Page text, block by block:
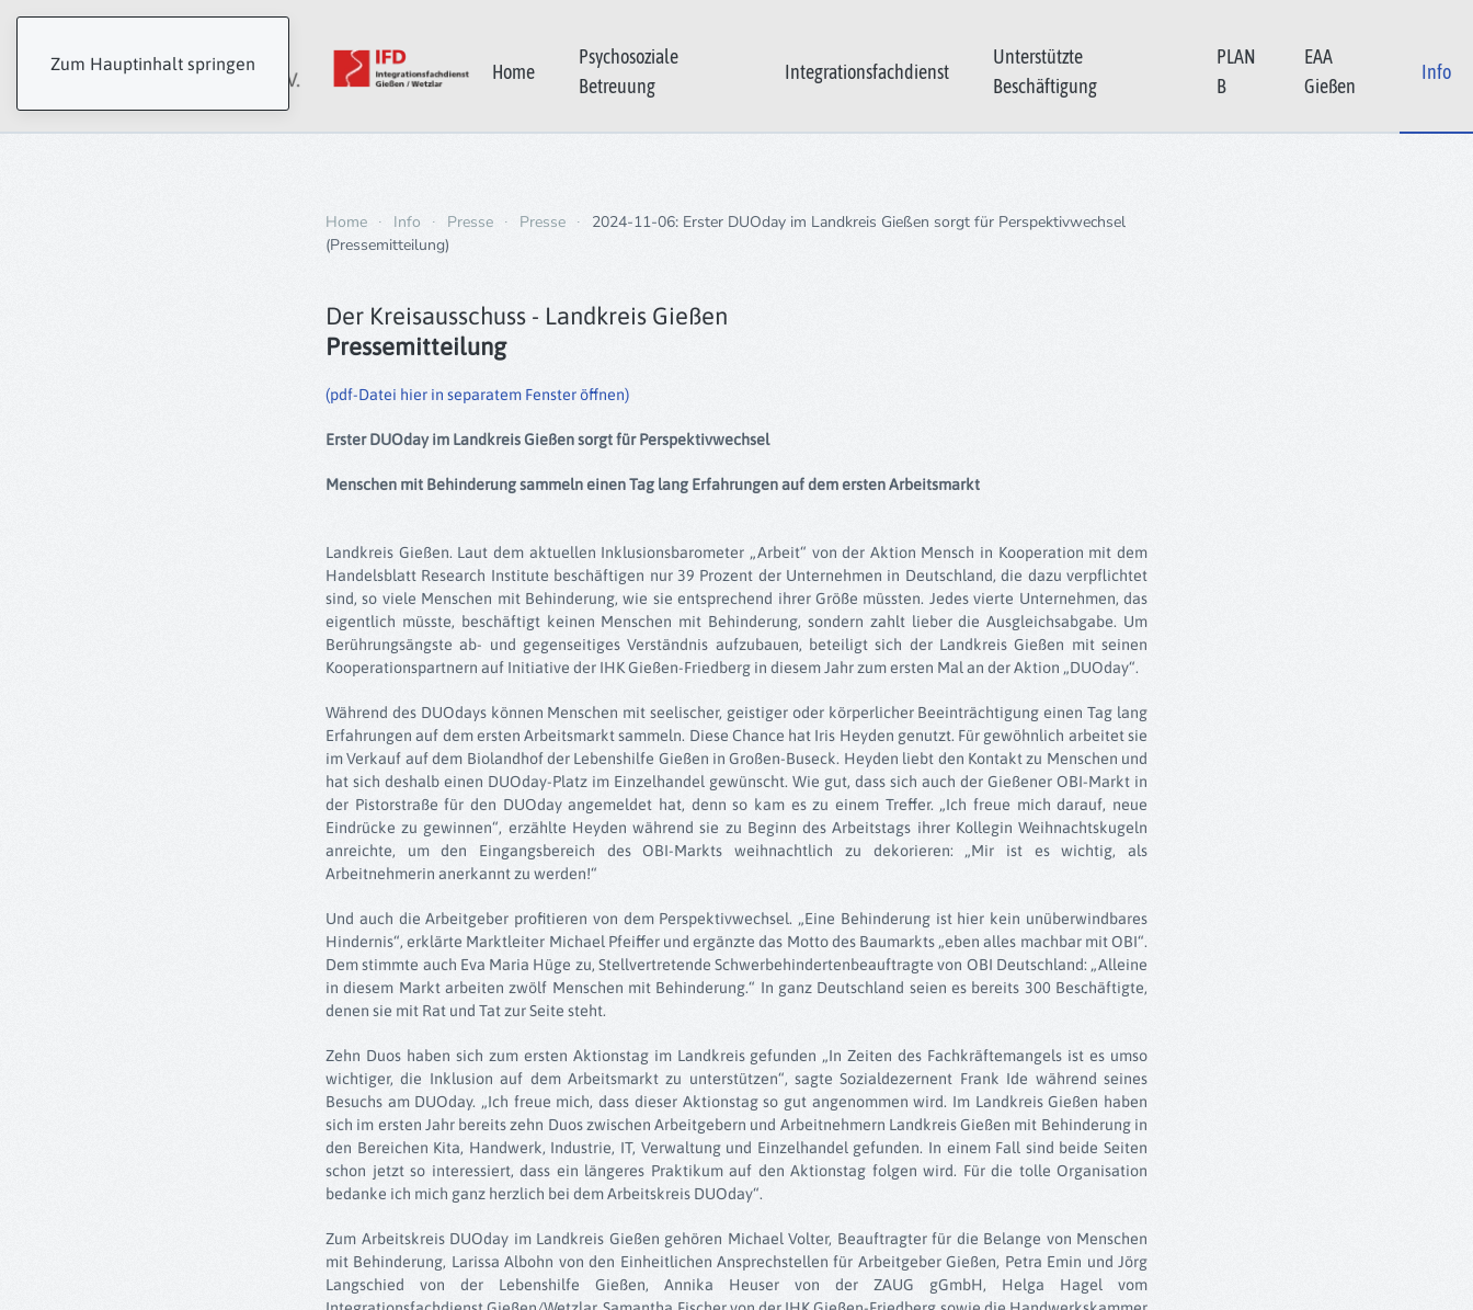
Zum Hauptinhalt springen Home
Psychosoziale
Betreuung
Integrationsfachdienst
Unterstützte
Beschäftigung
PLAN
B
EAA
Gießen
Info
Home Info Presse Presse
2024-11-06: Erster DUOday im Landkreis Gießen sorgt für Perspektivwechsel
(Pressemitteilung)
Der Kreisausschuss - Landkreis Gießen
Pressemitteilung
(pdf-Datei hier in separatem Fenster öffnen)
Erster DUOday im Landkreis Gießen sorgt für Perspektivwechsel
Menschen mit Behinderung sammeln einen Tag lang Erfahrungen auf dem ersten Arbeitsmarkt
Landkreis Gießen. Laut dem aktuellen Inklusionsbarometer „Arbeit“ von der Aktion Mensch in Kooperation mit dem
Handelsblatt Research Institute beschäftigen nur 39 Prozent der Unternehmen in Deutschland, die dazu verpflichtet
sind, so viele Menschen mit Behinderung, wie sie entsprechend ihrer Größe müssten. Jedes vierte Unternehmen, das
eigentlich müsste, beschäftigt keinen Menschen mit Behinderung, sondern zahlt lieber die Ausgleichsabgabe. Um
Berührungsängste ab- und gegenseitiges Verständnis aufzubauen, beteiligt sich der Landkreis Gießen mit seinen
Kooperationspartnern auf Initiative der IHK Gießen-Friedberg in diesem Jahr zum ersten Mal an der Aktion „DUOday“.
Während des DUOdays können Menschen mit seelischer, geistiger oder körperlicher Beeinträchtigung einen Tag lang
Erfahrungen auf dem ersten Arbeitsmarkt sammeln. Diese Chance hat Iris Heyden genutzt. Für gewöhnlich arbeitet sie
im Verkauf auf dem Biolandhof der Lebenshilfe Gießen in Großen-Buseck. Heyden liebt den Kontakt zu Menschen und
hat sich deshalb einen DUOday-Platz im Einzelhandel gewünscht. Wie gut, dass sich auch der Gießener OBI-Markt in
der Pistorstraße für den DUOday angemeldet hat, denn so kam es zu einem Treffer. „Ich freue mich darauf, neue
Eindrücke zu gewinnen“, erzählte Heyden während sie zu Beginn des Arbeitstags ihrer Kollegin Weihnachtskugeln
anreichte, um den Eingangsbereich des OBI-Markts weihnachtlich zu dekorieren: „Mir ist es wichtig, als
Arbeitnehmerin anerkannt zu werden!“
Und auch die Arbeitgeber profitieren von dem Perspektivwechsel. „Eine Behinderung ist hier kein unüberwindbares
Hindernis“, erklärte Marktleiter Michael Pfeiffer und ergänzte das Motto des Baumarkts „eben alles machbar mit OBI“.
Dem stimmte auch Eva Maria Hüge zu, Stellvertretende Schwerbehindertenbeauftragte von OBI Deutschland: „Alleine
in diesem Markt arbeiten zwölf Menschen mit Behinderung.“ In ganz Deutschland seien es bereits 300 Beschäftigte,
denen sie mit Rat und Tat zur Seite steht.
Zehn Duos haben sich zum ersten Aktionstag im Landkreis gefunden „In Zeiten des Fachkräftemangels ist es umso
wichtiger, die Inklusion auf dem Arbeitsmarkt zu unterstützen“, sagte Sozialdezernent Frank Ide während seines
Besuchs am DUOday. „Ich freue mich, dass dieser Aktionstag so gut angenommen wird. Im Landkreis Gießen haben
sich im ersten Jahr bereits zehn Duos zwischen Arbeitgebern und Arbeitnehmern Landkreis Gießen mit Behinderung in
den Bereichen Kita, Handwerk, Industrie, IT, Verwaltung und Einzelhandel gefunden. In einem Fall sind beide Seiten
schon jetzt so interessiert, dass ein längeres Praktikum auf den Aktionstag folgen wird. Für die tolle Organisation
bedanke ich mich ganz herzlich bei dem Arbeitskreis DUOday“.
Zum Arbeitskreis DUOday im Landkreis Gießen gehören Michael Volter, Beauftragter für die Belange von Menschen
mit Behinderung, Larissa Albohn von den Einheitlichen Ansprechstellen für Arbeitgeber Gießen, Petra Emin und Jörg
Langschied von der Lebenshilfe Gießen, Annika Heuser von der ZAUG gGmbH, Helga Hagel vom